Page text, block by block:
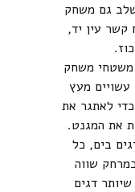
גם משחק
קשר עין יד,
במשחק יש 12 דגים, 2 חכות ו 3 משטחי משחק
עשויים מעץ
לאתגר את
את המגנט.
בים, כל
שווה
דגים